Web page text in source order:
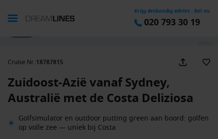
Krijg deskundig advies - Bel nu
020 793 30 19
Cruise Nr.:18787815
Zuidoost-Azië vanaf Sydney,
Australië met de Costa Deliziosa
Golfsimulator en outdoor putting green aan boord: golfen
op volle zee — uniek bij Costa